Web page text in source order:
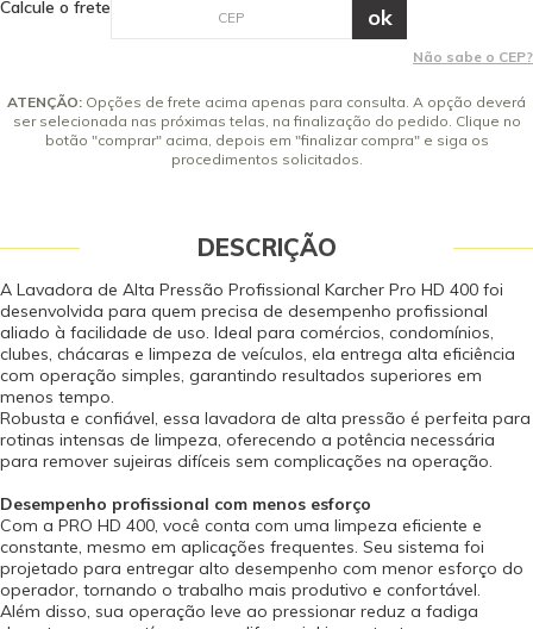
Karcher, a Pro HD 400 permite economia significativa de água — até 80%
eficiência da limpeza. Isso significa redução de custos operacionais e mais
Ideal para uso profissional e semi-intensivo - Alta eficiência na remoção de
sujeiras difíceis - Estrutura robusta e durável - Operação leve e ergonômica
- Fácil transporte e armazenamento - Economia de água e recursos -
Acessórios para uso profissional Itens Inclusos 01 Lavadora de Alta
Modelo: Pro HD 400 Tensão Monofásica (V): 127 | 220 Potência (W): 1.800
Pressão nominal de trabalho (lb/pol²) (bar): 1260 (87) Pressão máxima
permissível (lb/pol²) (bar)*: 1885 (130) Vazão (L/h): 360 Peso (kg): 13,3
Dimensões (mm) (CxLxA): 663 x 373 x 327 Comprimento do Cabo Elétrico
(m): 5 A segurança desse produto é certificada compulsoriamente junto ao
INMETRO pelo OCP ICBr - 0052. Garantia - Garantia: 12 meses (3 meses de
garantia legal por lei contando a partir da data de emissão da Nota Fiscal
de Venda e 9 meses de garantia concedido pelo fabricante contra defeito
de fabricação). Vídeo Interativo
8x de R$ 226,18 sem juros
9x de R$ 201,05 sem juros
Calcule o frete
Não sabe o CEP?
ATENÇÃO: Opções de frete acima apenas para consulta. A opção deverá
ser selecionada nas próximas telas, na finalização do pedido. Clique no
botão "comprar" acima, depois em "finalizar compra" e siga os
procedimentos solicitados.
DESCRIÇÃO
A Lavadora de Alta Pressão Profissional Karcher Pro HD 400 foi
desenvolvida para quem precisa de desempenho profissional
aliado à facilidade de uso. Ideal para comércios, condomínios,
clubes, chácaras e limpeza de veículos, ela entrega alta eficiência
com operação simples, garantindo resultados superiores em
menos tempo.
Robusta e confiável, essa lavadora de alta pressão é perfeita para
rotinas intensas de limpeza, oferecendo a potência necessária
para remover sujeiras difíceis sem complicações na operação.
Desempenho profissional com menos esforço
Com a PRO HD 400, você conta com uma limpeza eficiente e
constante, mesmo em aplicações frequentes. Seu sistema foi
projetado para entregar alto desempenho com menor esforço do
operador, tornando o trabalho mais produtivo e confortável.
Além disso, sua operação leve ao pressionar reduz a fadiga